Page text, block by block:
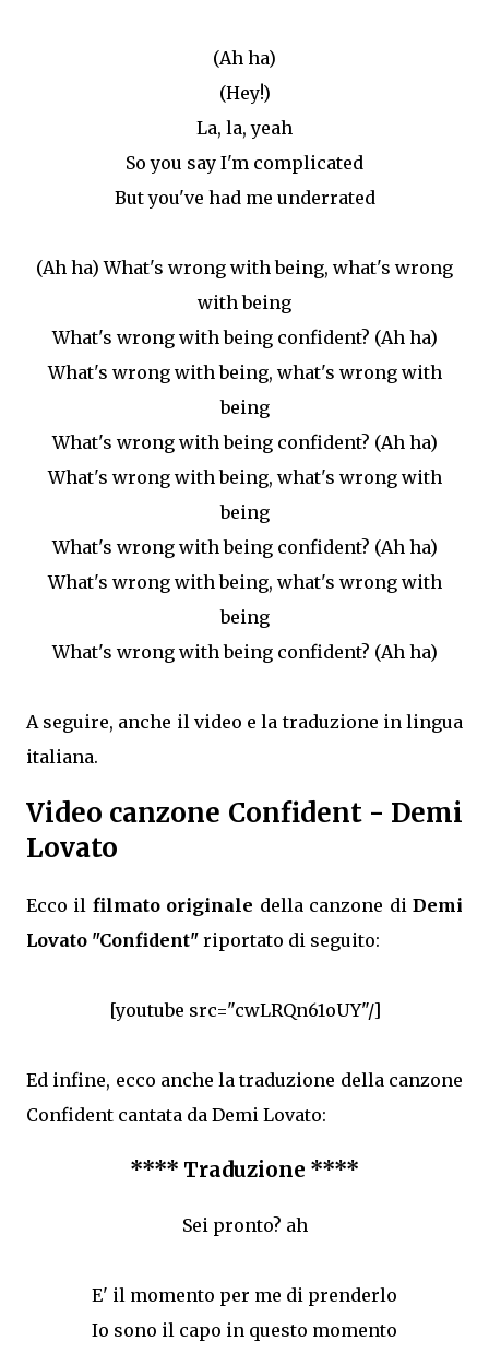
(Ah ha)
(Hey!)
La, la, yeah
So you say I'm complicated
But you've had me underrated
(Ah ha) What's wrong with being, what's wrong
with being
What's wrong with being confident? (Ah ha)
What's wrong with being, what's wrong with
being
What's wrong with being confident? (Ah ha)
What's wrong with being, what's wrong with
being
What's wrong with being confident? (Ah ha)
What's wrong with being, what's wrong with
being
What's wrong with being confident? (Ah ha)
A seguire, anche il video e la traduzione in lingua
italiana.
Video canzone Confident - Demi
Lovato
Ecco il filmato originale della canzone diDemi
Lovato "Confident" riportato di seguito:
[youtube src="cwLRQn61oUY"/]
Ed infine, ecco anche la traduzione della canzone
Confident cantata da Demi Lovato:
**** Traduzione ****
Sei pronto? ah
E' il momento per me di prenderlo
Io sono il capo in questo momento